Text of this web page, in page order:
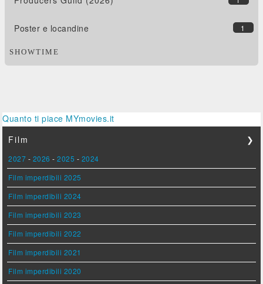
1
Poster e locandine
SHOWTIME
Quanto ti piace MYmovies.it
Film
❯
2027 - 2026 -2025 - 2024
Film imperdibili 2025
Film imperdibili 2024
Film imperdibili 2023
Film imperdibili 2022
Film imperdibili 2021
Film imperdibili 2020